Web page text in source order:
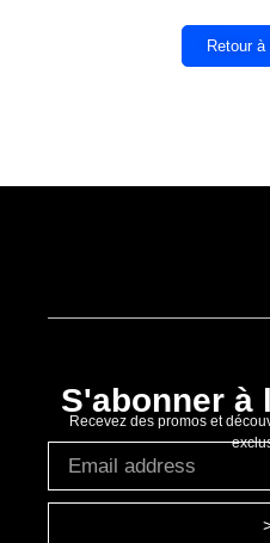
Retour
S'abonner à
Recevez des promos et